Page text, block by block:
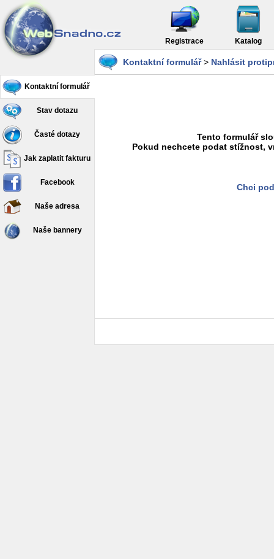
Registrace Katalog
Kontaktní formulář
Stav dotazu
Časté dotazy
Jak zaplatit fakturu
Facebook
Naše adresa
Naše bannery
Kontaktní formulář> Nahlásit
Tento formulář
Pokud nechcete podat stížnost,
Chci